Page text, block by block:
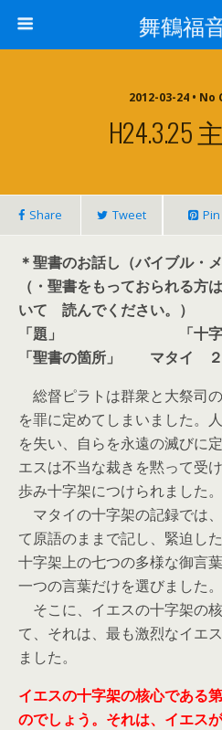
舞鶴福
2012-03-24 •
H24.3.25
Share Tweet Pin
＊聖書のお話し（バイブル・
（・聖書をもっておられる方
いて 読んでください。）
「題」 「十
「聖書の箇所」 マタイ ２
総督ピラトは群衆と大祭司
を罪に定めてしまいました。
を失い、自らを永遠の滅びに
エスは不当な裁きを黙って受
歩み十字架につけられました。
マタイの十字架の記録では
て原語のままで記し、緊迫し
十字架上の七つの多様な御言
一つの言葉だけを選びました。
そこに、イエスの十字架の
て、それは、最も激烈なイエ
ました。
イエスの十字架の核心である
のでしょう。それは、イエス